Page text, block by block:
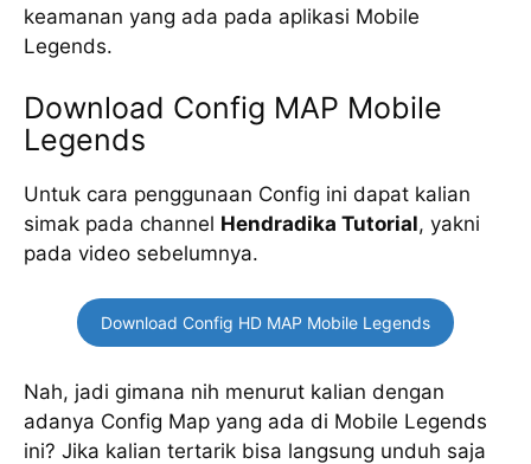
keamanan yang ada pada aplikasi Mobile
Legends.
Download Config MAP Mobile
Legends
Untuk cara penggunaan Config ini dapat kalian
simak pada channel Hendradika Tutorial, yakni
pada video sebelumnya.
Download Config HD MAP Mobile Legends
Nah, jadi gimana nih menurut kalian dengan
adanya Config Map yang ada di Mobile Legends
ini? Jika kalian tertarik bisa langsung unduh saja